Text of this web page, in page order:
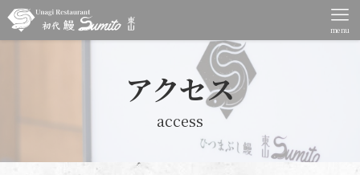
menu
アクセス
access